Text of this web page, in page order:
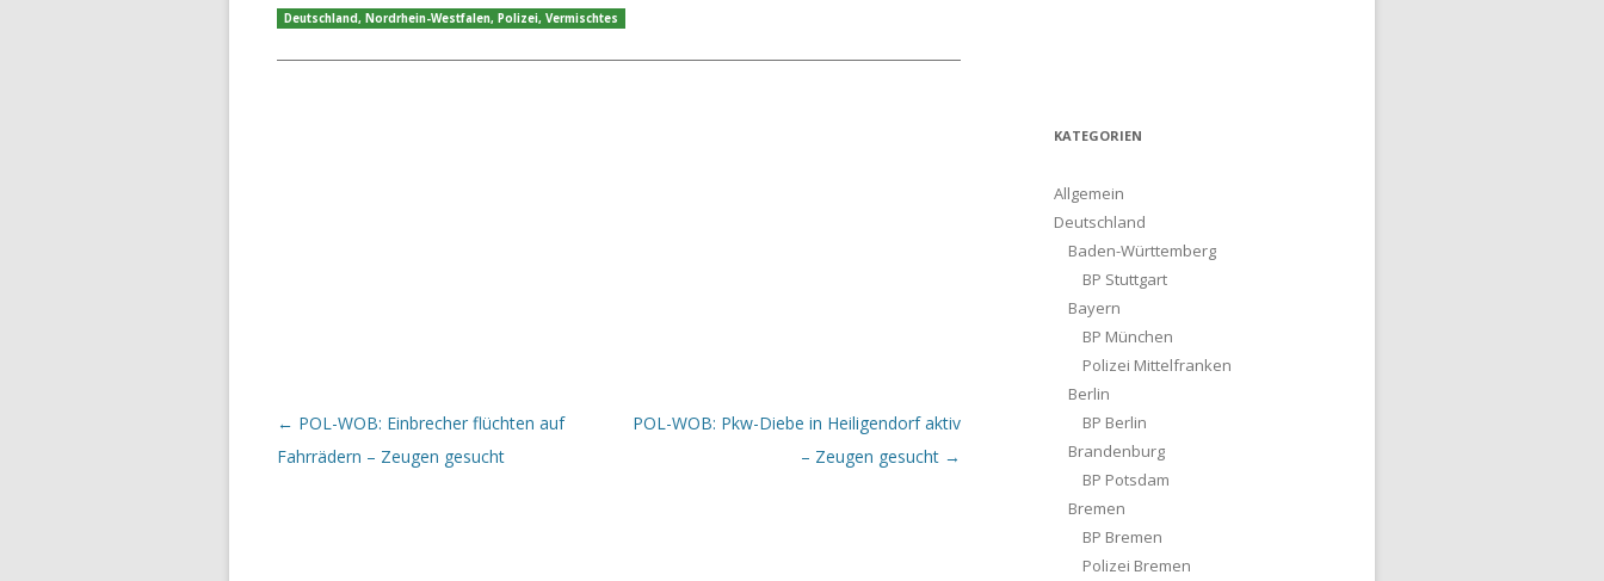
Deutschland, Nordrhein-Westfalen, Polizei, Vermischtes
Beitrags-Navigation
← POL-WOB: Einbrecher flüchten auf
Fahrrädern – Zeugen gesucht
POL-WOB: Pkw-Diebe in Heiligendorf aktiv
– Zeugen gesucht →
KATEGORIEN
Allgemein
Deutschland
Baden-Württemberg
BP Stuttgart
Bayern
BP München
Polizei Mittelfranken
Berlin
BP Berlin
Brandenburg
BP Potsdam
Bremen
BP Bremen
Polizei Bremen